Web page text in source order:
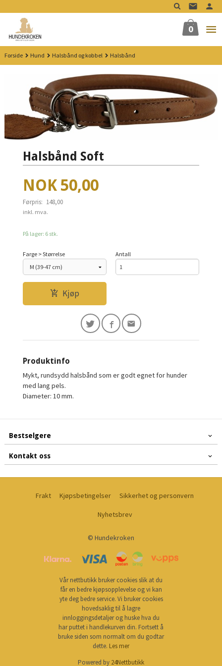
til
innholdet
0
Forside Hund Halsbånd og kobbel Halsbånd
Halsbånd Soft
Tilbud
NOK 50,00
Førpris: 148,00
Rabatt
inkl. mva.
På lager: 6 stk.
Farge > Størrelse Antall
Kjøp
Produktinfo
Mykt, rundsydd halsbånd som er godt egnet for hunder
med lang pels.
Diameter: 10 mm.
Bestselgere
Kontakt oss
Frakt Kjøpsbetingelser Sikkerhet og personvern
Nyhetsbrev
© Hundekroken
Vår nettbutikk bruker cookies slik at du
får en bedre kjøpsopplevelse og vi kan
yte deg bedre service. Vi bruker cookies
hovedsaklig til å lagre
innloggingsdetaljer og huske hva du
har puttet i handlekurven din. Fortsett å
bruke siden som normalt om du godtar
dette. Les mer
Powered by 24Nettbutikk